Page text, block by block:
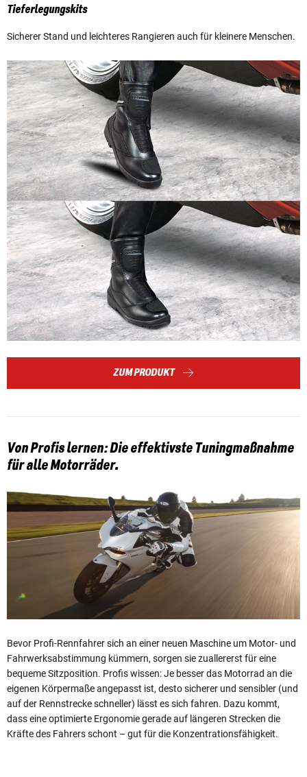
Tieferlegungskits
Sicherer Stand und leichteres Rangieren auch für kleinere Menschen.
ZUM PRODUKT
Von Profis lernen: Die effektivste Tuningmaßnahme
für alle Motorräder.
Bevor Profi-Rennfahrer sich an einer neuen Maschine um Motor- und
Fahrwerksabstimmung kümmern, sorgen sie zuallererst für eine
bequeme Sitzposition. Profis wissen: Je besser das Motorrad an die
eigenen Körpermaße angepasst ist, desto sicherer und sensibler (und
auf der Rennstrecke schneller) lässt es sich fahren. Dazu kommt,
dass eine optimierte Ergonomie gerade auf längeren Strecken die
Kräfte des Fahrers schont – gut für die Konzentrationsfähigkeit.